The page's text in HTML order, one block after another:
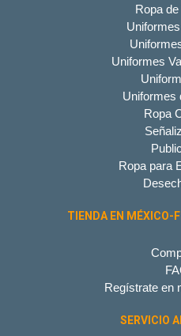
Ropa
Uniformes
Uniformes
Ropa
Ropa para
TIENDA EN MÉXICO-
Regístrate en
SERVICIO